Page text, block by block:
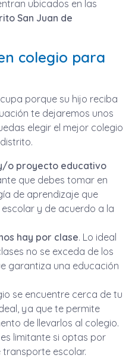
ubicados en las
San Juan de
colegio para
porque su hijo reciba
te dejaremos unos
elegir el mejor colegio
o proyecto educativo
que debes tomar en
de aprendizaje que
y de acuerdo a la
hay por clase. Lo ideal
no se exceda de los
garantiza una educación
se encuentre cerca de tu
ya que te permite
de llevarlos al colegio.
limitante si optas por
escolar.